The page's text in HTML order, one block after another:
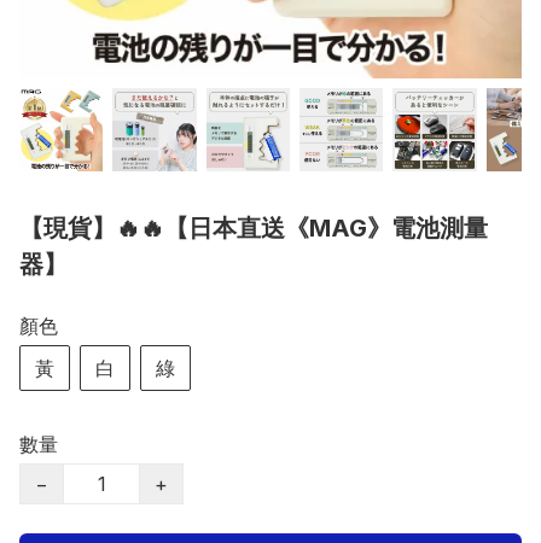
【現貨】🔥🔥【日本直送《MAG》電池測量
器】
顏色
黃
白 綠
數量
−
+